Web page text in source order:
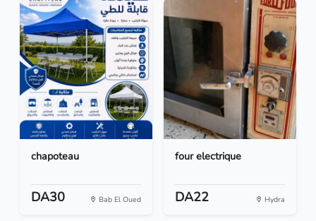
chapoteau
DA30 Bab El Oued
four electrique
DA22 Hydra